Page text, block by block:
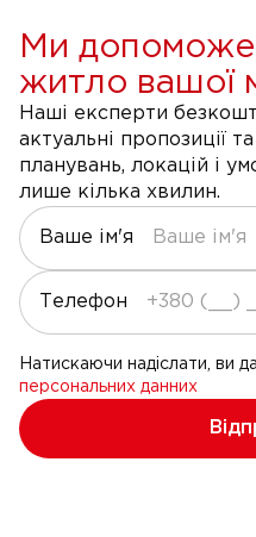
Ми
житло вашої
Наші експерти
актуальні пропозиції
планувань, локацій і
лише кілька хвилин.
Ваше ім'я
Телефон
Натискаючи надіслати, ви
персональних данних